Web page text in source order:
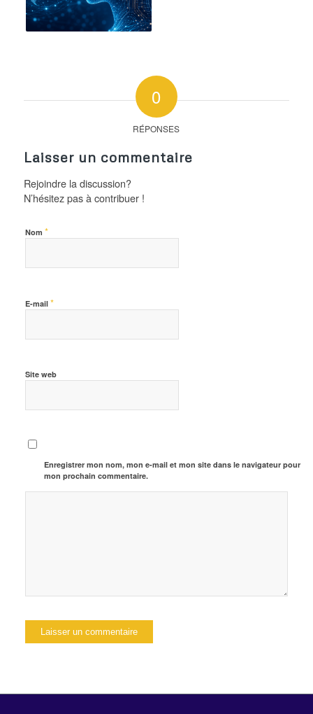
0
RÉPONSES
Laisser un commentaire
Rejoindre la discussion?
N’hésitez pas à contribuer !
Nom *
E-mail *
Site web
Enregistrer mon nom, mon e-mail et mon site dans le navigateur pour
mon prochain commentaire.